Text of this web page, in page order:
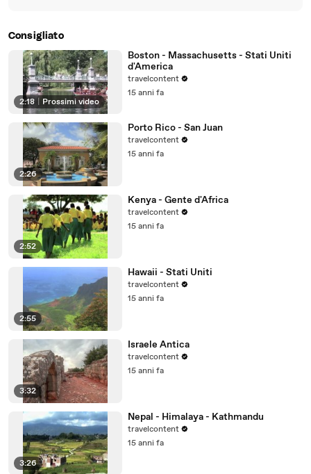
Consigliato
2:18 Prossimi video
Boston - Massachusetts - Stati Uniti
d'America
travelcontent
15 anni fa
2:26
Porto Rico - San Juan
travelcontent
15 anni fa
2:52
Kenya - Gente d'Africa
travelcontent
15 anni fa
2:55
Hawaii - Stati Uniti
travelcontent
15 anni fa
3:32
Israele Antica
travelcontent
15 anni fa
3:26
Nepal - Himalaya - Kathmandu
travelcontent
15 anni fa